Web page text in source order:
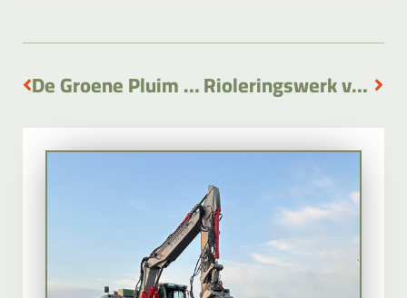
De Groene Pluim voor Schouls Rioleringswerk voormalige locatie Schouls